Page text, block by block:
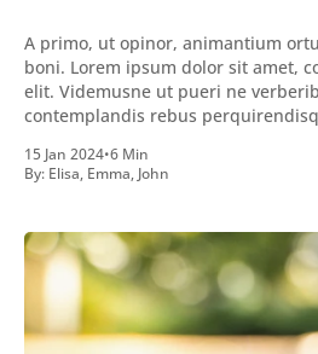
A primo, ut opinor, animantium
boni. Lorem ipsum dolor sit amet,
elit. Videmusne ut pueri ne
contemplandis rebus
inveniri verbum potest quod magis
quod Graece, quam declarat
15 Jan 2024•6 Min
By: Elisa, Emma, John